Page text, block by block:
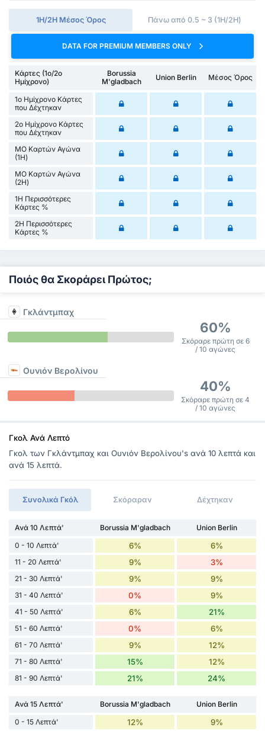
1Η/2Η Μέσος Όρος Πάνω από 0.5 ~ 3 (1H/2H)
DATA FOR PREMIUM MEMBERS ONLY
Κάρτες (1ο/2ο
Ημίχρονο)
Borussia
M'gladbach
Union Berlin Μέσος Όρος
1ο Ημίχρονο Κάρτες
που Δέχτηκαν
2ο Ημίχρονο Κάρτες
που Δέχτηκαν
ΜΟ Καρτών Αγώνα
(1Η)
ΜΟ Καρτών Αγώνα
(2Η)
1Η Περισσότερες
Κάρτες %
2Η Περισσότερες
Κάρτες %
Ποιός θα Σκοράρει Πρώτος;
Γκλάντμπαχ
60%
Σκόραρε πρώτη σε 6
/ 10 αγώνες
Ουνιόν Βερολίνου
40%
Σκόραρε πρώτη σε 4
/ 10 αγώνες
Γκολ Ανά Λεπτό
Γκολ των Γκλάντμπαχ και Ουνιόν Βερολίνου's ανά 10 λεπτά και
ανά 15 λεπτά.
Συνολικά Γκόλ Σκόραραν Δέχτηκαν
Ανά 10 Λεπτά' Borussia M'gladbach
Union Berlin
0 - 10 Λεπτά'
6% 6%
11 - 20 Λεπτά' 9% 3%
21 - 30 Λεπτά' 9% 9%
31 - 40 Λεπτά' 0% 9%
41 - 50 Λεπτά' 6% 21%
51 - 60 Λεπτά' 0% 6%
61 - 70 Λεπτά' 9% 12%
71 - 80 Λεπτά' 15% 12%
81 - 90 Λεπτά' 21% 24%
Ανά 15 Λεπτά' Borussia M'gladbach
Union Berlin
0 - 15 Λεπτά'
12% 9%